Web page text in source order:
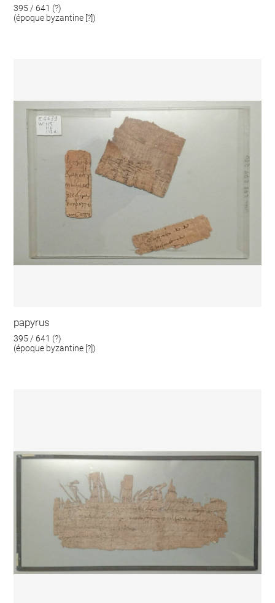
395 / 641 (?)
(époque byzantine [?])
papyrus
395 / 641 (?)
(époque byzantine [?])